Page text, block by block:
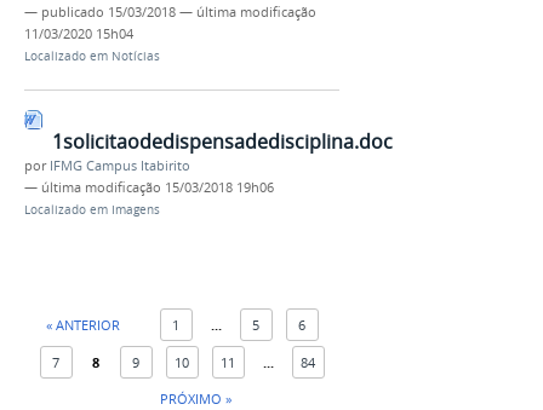
— publicado 15/03/2018 — última modificação
11/03/2020 15h04
Localizado em Notícias
1solicitaodedispensadedisciplina.doc
por IFMG Campus Itabirito
— última modificação 15/03/2018 19h06
Localizado em Imagens
« ANTERIOR 1 ... 5 6
7 8 9 10 11 ...
84
PRÓXIMO »